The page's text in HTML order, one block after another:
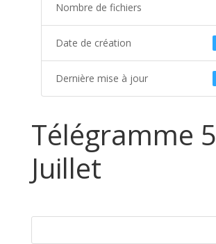
Nombre de fichiers
Date de création
Dernière mise à jour
Télégramme 5
Juillet